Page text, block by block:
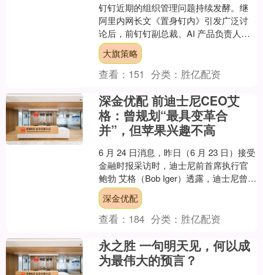
钉钉近期的组织管理问题持续发酵。继
阿里内网长文《置身钉内》引发广泛讨
论后，前钉钉副总裁、AI 产品负责人马
锐拉离职后的公开发声，再次将钉钉推
上舆论风口。 今日早....
大旗策略
查看： 151 分类： 胜亿配资
深金优配 前迪士尼CEO艾
格：曾规划“最具变革合
并”，但苹果兴趣不高
6 月 24 日消息，昨日（6 月 23 日）接受
金融时报采访时，迪士尼前首席执行官
鲍勃 艾格（Bob Iger）透露，迪士尼曾与
苹果讨论过合并事宜，但谈判“从....
深金优配
查看： 184 分类： 胜亿配资
永之胜 一句明天见，何以成
为最伟大的预言？